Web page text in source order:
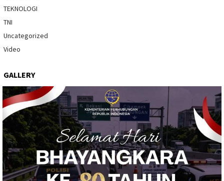
TEKNOLOGI
TNI
Uncategorized
Video
GALLERY